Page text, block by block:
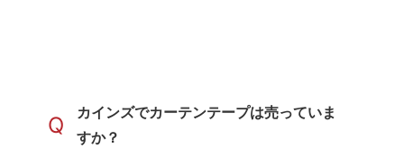
Q
カインズでカーテンテープは売っていま
すか？